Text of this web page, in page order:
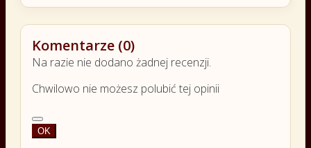
Komentarze (0)
Na razie nie dodano żadnej recenzji.
Chwilowo nie możesz polubić tej opinii
OK